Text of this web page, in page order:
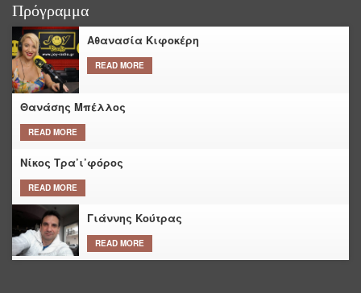
Πρόγραμμα
Αθανασία Κιφοκέρη
READ MORE
Θανάσης Μπέλλος
READ MORE
Νίκος Τρα’ι’φόρος
READ MORE
Γιάννης Κούτρας
READ MORE